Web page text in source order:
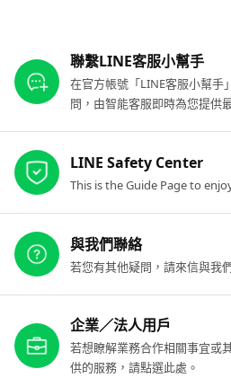
聯繫LINE客服小幫手
在官方帳號「LINE客服小幫手
問，由智能客服即時為您提供
LINE Safety Center
This is the Guide Page to
與我們聯絡
若您有其他疑問，請來信與我
企業／法人用戶
若想瞭解業務合作相關事宜或
供的服務，請點選此處。